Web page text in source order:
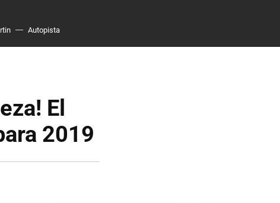
Autopista
El
2019